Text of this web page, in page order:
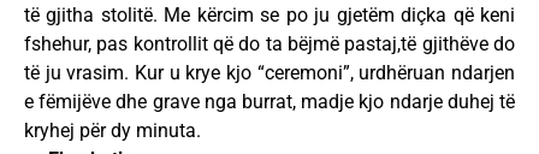
të gjitha stolitë. Me kërcim se po ju gjetëm diçka që keni
fshehur, pas kontrollit që do ta bëjmë pastaj,të gjithëve do
të ju vrasim. Kur u krye kjo “ceremoni”, urdhëruan ndarjen
e fëmijëve dhe grave nga burrat, madje kjo ndarje duhej të
kryhej për dy minuta.